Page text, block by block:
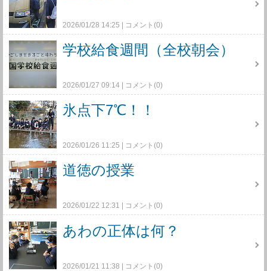
2026/01/28 14:25 コメント(0)
学校給食週間（全校朝会）
2026/01/27 09:14 コメント(0)
氷点下7℃！！
2026/01/26 11:25 コメント(0)
道徳の授業
2026/01/22 12:31 コメント(0)
あわの正体は何？
2026/01/21 11:38 コメント(0)